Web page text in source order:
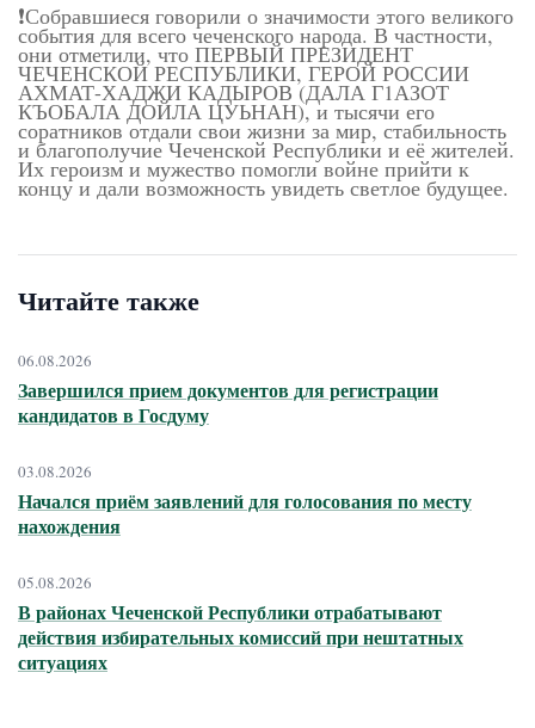
❗️Собравшиеся говорили о значимости этого великого
события для всего чеченского народа. В частности,
они отметили, что ПЕРВЫЙ ПРЕЗИДЕНТ
ЧЕЧЕНСКОЙ РЕСПУБЛИКИ, ГЕРОЙ РОССИИ
АХМАТ-ХАДЖИ КАДЫРОВ (ДАЛА Г1АЗОТ
КЪОБАЛА ДОЙЛА ЦУЬНАН), и тысячи его
соратников отдали свои жизни за мир, стабильность
и благополучие Чеченской Республики и её жителей.
Их героизм и мужество помогли войне прийти к
концу и дали возможность увидеть светлое будущее.
Читайте также
06.08.2026
Завершился прием документов для регистрации
кандидатов в Госдуму
03.08.2026
Начался приём заявлений для голосования по месту
нахождения
05.08.2026
В районах Чеченской Республики отрабатывают
действия избирательных комиссий при нештатных
ситуациях